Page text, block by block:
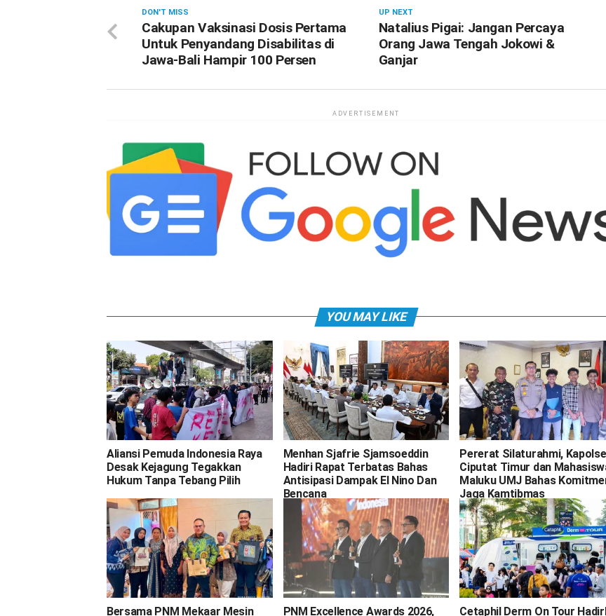
UP NEXT
Natalius Pigai: Jangan Percaya
Orang Jawa Tengah Jokowi &
Ganjar
DON'T MISS
Cakupan Vaksinasi Dosis Pertama
Untuk Penyandang Disabilitas di
Jawa-Bali Hampir 100 Persen
ADVERTISEMENT
YOU MAY LIKE
Aliansi Pemuda Indonesia Raya
Desak Kejagung Tegakkan
Hukum Tanpa Tebang Pilih
Menhan Sjafrie Sjamsoeddin
Hadiri Rapat Terbatas Bahas
Antisipasi Dampak El Nino Dan
Bencana
Pererat Silaturahmi,
Ciputat Timur dan
Maluku UMJ Bahas
Jaga Kamtibmas
Bersama PNM Mekaar Mesin PNM Excellence Awards 2026, Cetaphil Derm On Tour